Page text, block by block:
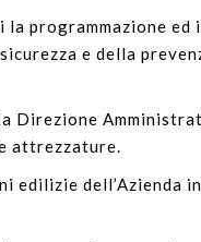
programmazione ed
e della
Direzione
attrezzature.
edilizie dell’Azienda